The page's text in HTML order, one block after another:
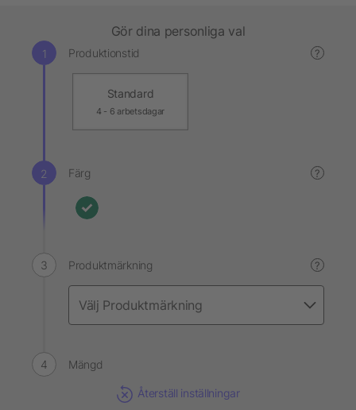
Gör dina personliga val
Produktionstid ?
Standard
4 - 6 arbetsdagar
Färg ?
Produktmärkning ?
Mängd
Återställ inställningar